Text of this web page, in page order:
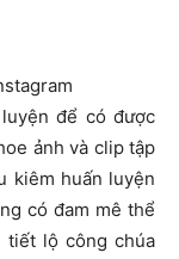
để có được
ảnh và clip tập
kiêm huấn luyện
có đam mê thể
tiết lộ công chúa